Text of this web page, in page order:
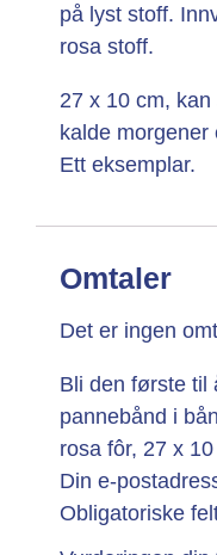
på lyst stoff.
rosa stoff.
27 x 10 cm,
kalde morgener
Ett eksemplar.
Omtaler
Det er ingen
Bli den første til
pannebånd i
rosa fôr, 27 x
Din e-
Obligatoriske